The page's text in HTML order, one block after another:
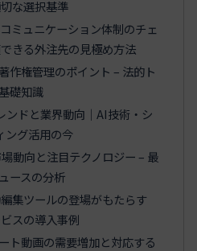
な選択基準
ミュニケーション体制のチェ
きる外注先の見極め方法
作権管理のポイント – 法的ト
礎知識
ンドと業界動向｜AI技術・シ
ング活用の今
動向と注目テクノロジー – 最
ースの分析
集ツールの登場がもたらす
スの導入事例
ト動画の需要増加と対応する